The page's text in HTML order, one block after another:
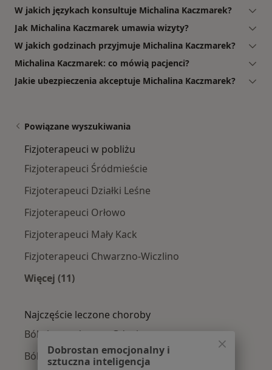
W jakich językach konsultuje Michalina Kaczmarek?
Jak Michalina Kaczmarek umawia wizyty?
W jakich godzinach przyjmuje Michalina Kaczmarek?
Michalina Kaczmarek: co mówią pacjenci?
Jakie ubezpieczenia akceptuje Michalina Kaczmarek?
Powiązane wyszukiwania
Fizjoterapeuci w pobliżu
Fizjoterapeuci Śródmieście
Fizjoterapeuci Działki Leśne
Fizjoterapeuci Orłowo
Fizjoterapeuci Mały Kack
Fizjoterapeuci Chwarzno-Wiczlino
Więcej (11)
Najczęście leczone choroby
Bóle kręgosłupa w Gdyni
Ból barku w Gdyni
Dobrostan emocjonalny i
sztuczna inteligencja